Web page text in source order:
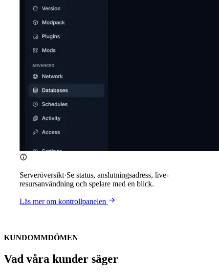
Serveröversikt·Se status, anslutningsadress, live-
resursanvändning och spelare med en blick.
Läs mer om kontrollpanelen
KUNDOMMDÖMEN
Vad våra kunder säger